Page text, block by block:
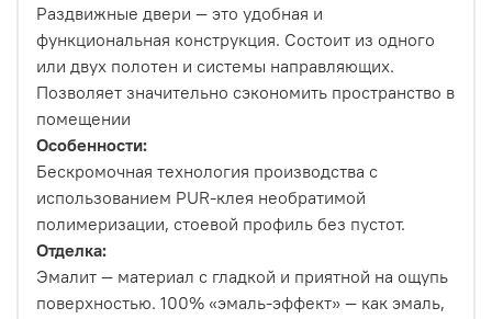
Раздвижные двери — это удобная и
функциональная конструкция. Состоит из одного
или двух полотен и системы направляющих.
Позволяет значительно сэкономить пространство в
помещении
Особенности:
Бескромочная технология производства с
использованием PUR-клея необратимой
полимеризации, стоевой профиль без пустот.
Отделка:
Эмалит — материал с гладкой и приятной на ощупь
поверхностью. 100% «эмаль-эффект» — как эмаль,